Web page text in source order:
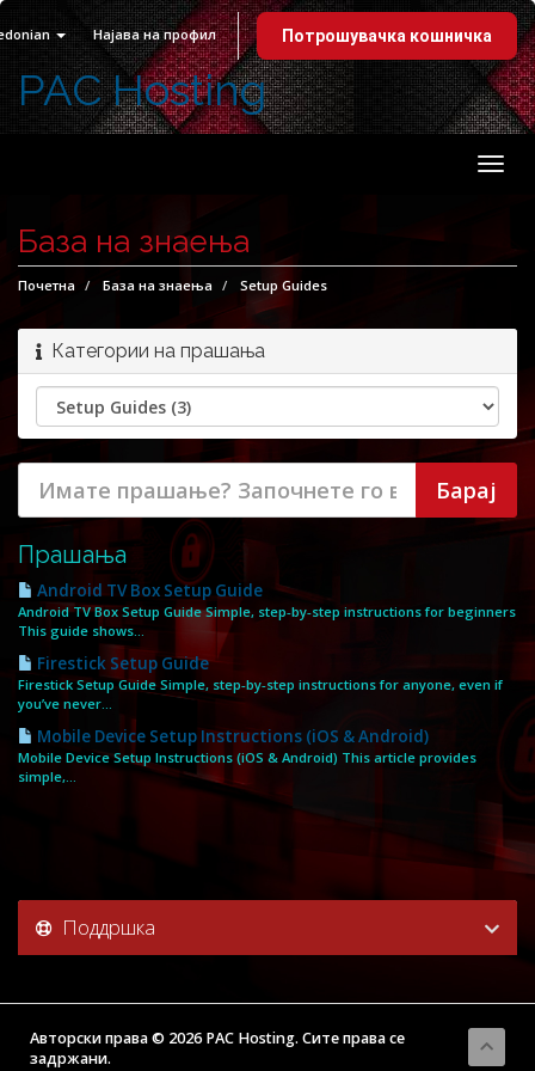
Најава на профил Потрошувачка кошничка
PAC Hosting
База на знаења
Почетна База на знаења Setup Guides
Категории на прашања
Прашања
Android TV Box Setup Guide
Android TV Box Setup Guide Simple, step‑by‑step instructions for beginners
This guide shows...
Firestick Setup Guide
Firestick Setup Guide Simple, step‑by‑step instructions for anyone, even if
you’ve never...
Mobile Device Setup Instructions (iOS & Android)
Mobile Device Setup Instructions (iOS & Android) This article provides
simple,...
Поддршка
Авторски права © 2026 PAC Hosting. Сите права се
задржани.